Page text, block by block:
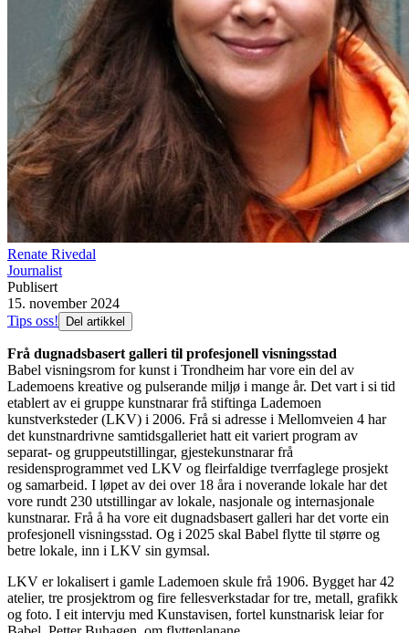
Renate Rivedal
Journalist
Publisert
15. november 2024
Tips oss!
Del artikkel
Frå dugnadsbasert galleri til profesjonell visningsstad
Babel visningsrom for kunst i Trondheim har vore ein del av
Lademoens kreative og pulserande miljø i mange år. Det vart i si tid
etablert av ei gruppe kunstnarar frå stiftinga Lademoen
kunstverksteder (LKV) i 2006. Frå si adresse i Mellomveien 4 har
det kunstnardrivne samtidsgalleriet hatt eit variert program av
separat- og gruppeutstillingar, gjestekunstnarar frå
residensprogrammet ved LKV og fleirfaldige tverrfaglege prosjekt
og samarbeid. I løpet av dei over 18 åra i noverande lokale har det
vore rundt 230 utstillingar av lokale, nasjonale og internasjonale
kunstnarar. Frå å ha vore eit dugnadsbasert galleri har det vorte ein
profesjonell visningsstad. Og i 2025 skal Babel flytte til større og
betre lokale, inn i LKV sin gymsal.
LKV er lokalisert i gamle Lademoen skule frå 1906. Bygget har 42
atelier, tre prosjektrom og fire fellesverkstadar for tre, metall, grafikk
og foto. I eit intervju med Kunstavisen, fortel kunstnarisk leiar for